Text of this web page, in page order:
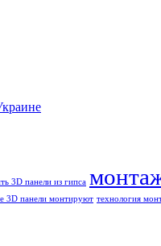
3D панели из гипса
3D панели монтируют технология